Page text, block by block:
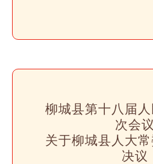
柳城县第十八届
次会议
关于柳城县人大
决议